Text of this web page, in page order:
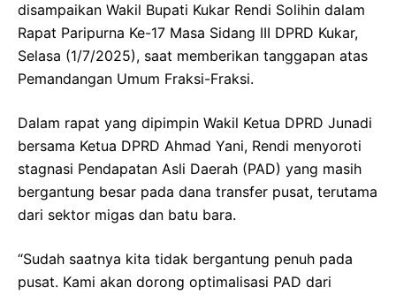
disampaikan Wakil Bupati Kukar Rendi Solihin dalam
Rapat Paripurna Ke-17 Masa Sidang III DPRD Kukar,
Selasa (1/7/2025), saat memberikan tanggapan atas
Pemandangan Umum Fraksi-Fraksi.
Dalam rapat yang dipimpin Wakil Ketua DPRD Junadi
bersama Ketua DPRD Ahmad Yani, Rendi menyoroti
stagnasi Pendapatan Asli Daerah (PAD) yang masih
bergantung besar pada dana transfer pusat, terutama
dari sektor migas dan batu bara.
“Sudah saatnya kita tidak bergantung penuh pada
pusat. Kami akan dorong optimalisasi PAD dari